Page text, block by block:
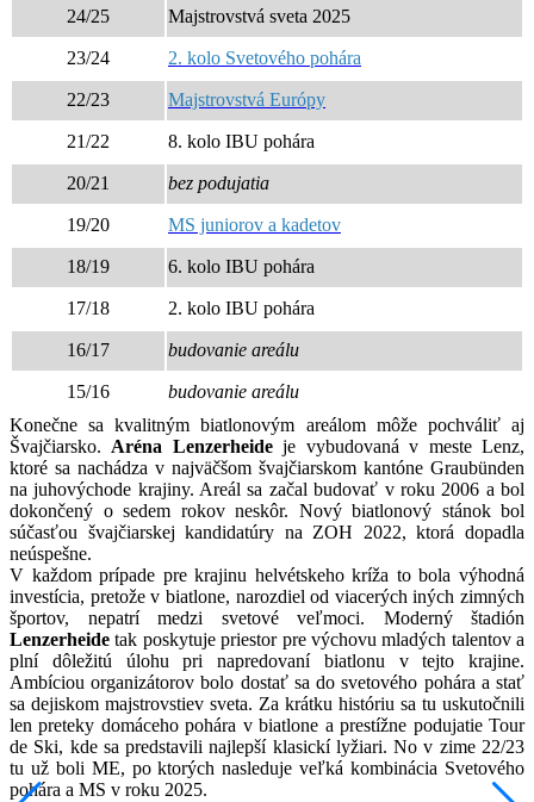
24/25 Majstrovstvá sveta 2025
23/24 2. kolo Svetového pohára
22/23 Majstrovstvá Európy
21/22 8. kolo IBU pohára
20/21 bez podujatia
19/20 MS juniorov a kadetov
18/19 6. kolo IBU pohára
17/18 2. kolo IBU pohára
16/17 budovanie areálu
15/16
budovanie areálu
Konečne sa kvalitným biatlonovým areálom môže pochváliť aj
Švajčiarsko. Aréna Lenzerheideje vybudovaná v meste Lenz,
ktoré sa nachádza v najväčšom švajčiarskom kantóne Graubünden
na juhovýchode krajiny. Areál sa začal budovať v roku 2006 a bol
dokončený o sedem rokov neskôr. Nový biatlonový stánok bol
súčasťou švajčiarskej kandidatúry na ZOH 2022, ktorá dopadla
neúspešne.
V každom prípade pre krajinu helvétskeho kríža to bola výhodná
investícia, pretože v biatlone, narozdiel od viacerých iných zimných
športov, nepatrí medzi svetové veľmoci. Moderný štadión
Lenzerheide tak poskytuje priestor pre výchovu mladých talentov a
plní dôležitú úlohu pri napredovaní biatlonu v tejto krajine.
Ambíciou organizátorov bolo dostať sa do svetového pohára a stať
sa dejiskom majstrovstiev sveta. Za krátku históriu sa tu uskutočnili
len preteky domáceho pohára v biatlone a prestížne podujatie Tour
de Ski, kde sa predstavili najlepší klasickí lyžiari. No v zime 22/23
tu už boli ME, po ktorých nasleduje veľká kombinácia Svetového
pohára a MS v roku 2025.